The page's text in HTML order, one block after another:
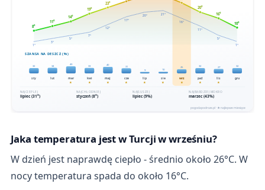
Jaka temperatura jest w Turcji w wrześniu?
W dzień jest naprawdę ciepło - średnio około 26°C. W
nocy temperatura spada do około 16°C.